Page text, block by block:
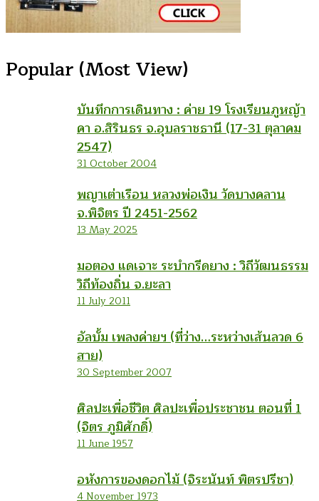
Popular (Most View)
บันทึกการเดินทาง : ค่าย 19 โรงเรียนภูหญ้า
คา อ.สิรินธร จ.อุบลราชธานี (17-31 ตุลาคม
2547)
31 October 2004
พญาเต่าเรือน หลวงพ่อเงิน วัดบางคลาน
จ.พิจิตร ปี 2451-2562
13 May 2025
มอตอง แดเจาะ ระบำกรีดยาง : วิถีวัฒนธรรม
วิถีท้องถิ่น จ.ยะลา
11 July 2011
อัลบั้ม เพลงค่ายฯ (ที่ว่าง…ระหว่างเส้นลวด 6
สาย)
30 September 2007
ศิลปะเพื่อชีวิต ศิลปะเพื่อประชาชน ตอนที่ 1
(จิตร ภูมิศักดิ์)
11 June 1957
อหังการของดอกไม้ (จิระนันท์ พิตรปรีชา)
4 November 1973